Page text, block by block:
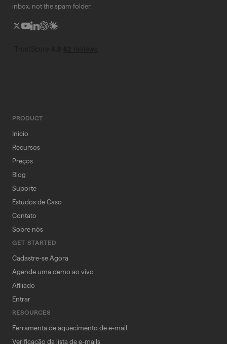
inbox, not the spam folder.
PRODUCT
Início
Recursos
Preços
Blog
Suporte
Estudos de Caso
Contato
Sobre nós
GET STARTED
Cadastre-se Agora
Agende uma demo ao vivo
Afiliado
Entrar
RESOURCES
Ferramenta de aquecimento de e-mail
Verificação da lista de e-mails